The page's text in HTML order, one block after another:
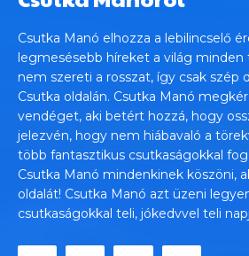
Csutka Manó elhozza a lebilincselő
legmesésebb híreket a világ minden
nem szereti a rosszat, így csak szép
Csutka oldalán. Csutka Manó
vendéget, aki betért hozzá, hogy
jelezvén, hogy nem hiábavaló a
több fantasztikus csutkaságokkal fog
Csutka Manó mindenkinek köszöni,
oldalát! Csutka Manó azt üzeni
csutkaságokkal teli, jókedvvel teli